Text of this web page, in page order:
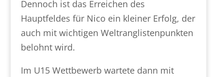
Dennoch ist das Erreichen des
Hauptfeldes für Nico ein kleiner Erfolg, der
auch mit wichtigen Weltranglistenpunkten
belohnt wird.
Im U15 Wettbewerb wartete dann mit